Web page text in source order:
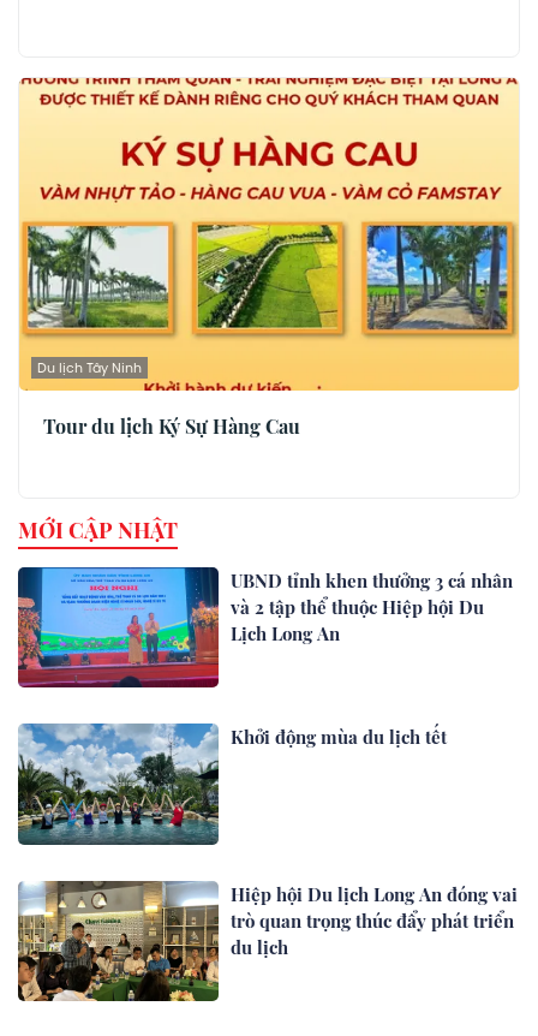
Du lịch Tây Ninh
Tour du lịch Ký Sự Hàng Cau
MỚI CẬP NHẬT
UBND tỉnh khen thưởng 3 cá nhân
và 2 tập thể thuộc Hiệp hội Du
Lịch Long An
Khởi động mùa du lịch tết
Hiệp hội Du lịch Long An đóng vai
trò quan trọng thúc đẩy phát triển
du lịch